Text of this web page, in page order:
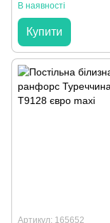
В наявності
Купити
Артикул: 165652